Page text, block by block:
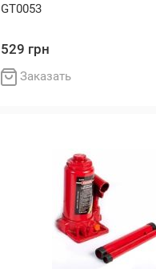
GT0053
529 грн
Заказать